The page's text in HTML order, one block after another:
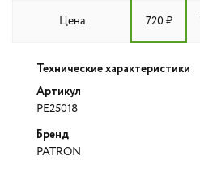
Цена 720 ₽
Технические характеристики
Артикул
PE25018
Бренд
PATRON